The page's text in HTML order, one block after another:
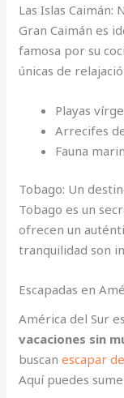
Las Islas
Gran Caimán es
famosa por su
únicas de
Playas
Arrecifes
Fauna
Tobago: Un
Tobago es un
ofrecen un
tranquilidad son
Escapadas en
América del Sur
vacaciones sin
buscanescapar
Aquí puedes